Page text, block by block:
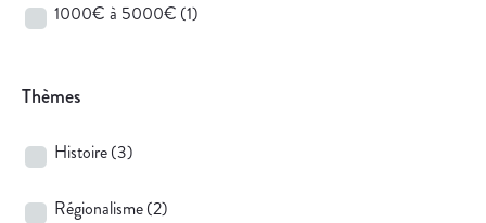
1000€ à 5000€ (1)
Thèmes
Histoire(3)
Régionalisme(2)